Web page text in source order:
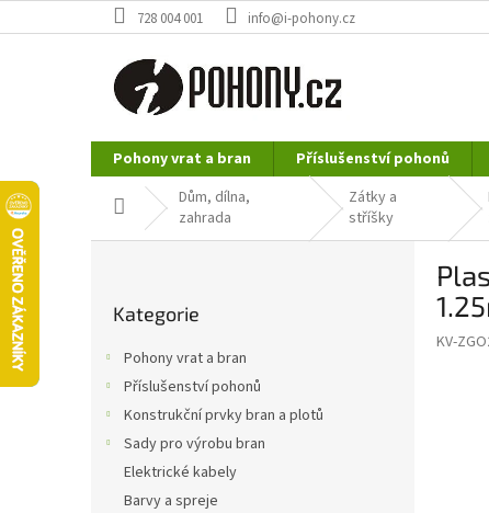
na
728 004 001 info@i-pohony.cz
Pohony vrat a bran Příslušenství pohonů
Nerezové polotovary
Hutní materiál
Domů Dům, dílna,
zahrada
Zátky a
stříšky
kategorie
Kategorie
Pohony vrat a bran
Příslušenství pohonů
Konstrukční prvky bran a plotů
Sady pro výrobu bran
Elektrické kabely
Barvy a spreje
KV-